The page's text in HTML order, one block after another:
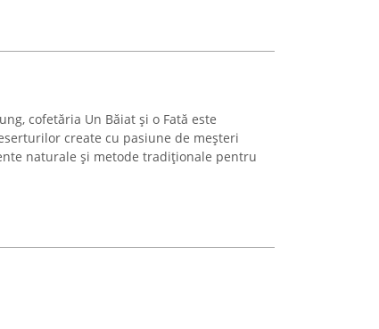
cofetăria Un Băiat și o Fată este
create cu pasiune de meșteri
naturale și metode tradiționale pentru